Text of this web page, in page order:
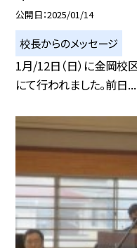
公開日 2025/01/14
校長からのメッセージ
1月/12日（日）に金岡校
にて行われました。前日...